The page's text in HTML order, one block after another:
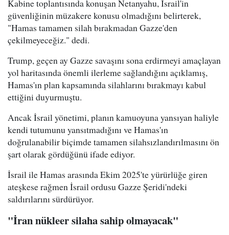
Kabine toplantısında konuşan Netanyahu, İsrail'in
güvenliğinin müzakere konusu olmadığını belirterek,
"Hamas tamamen silah bırakmadan Gazze'den
çekilmeyeceğiz." dedi.
Trump, geçen ay Gazze savaşını sona erdirmeyi amaçlayan
yol haritasında önemli ilerleme sağlandığını açıklamış,
Hamas'ın plan kapsamında silahlarını bırakmayı kabul
ettiğini duyurmuştu.
Ancak İsrail yönetimi, planın kamuoyuna yansıyan haliyle
kendi tutumunu yansıtmadığını ve Hamas'ın
doğrulanabilir biçimde tamamen silahsızlandırılmasını ön
şart olarak gördüğünü ifade ediyor.
İsrail ile Hamas arasında Ekim 2025'te yürürlüğe giren
ateşkese rağmen İsrail ordusu Gazze Şeridi'ndeki
saldırılarını sürdürüyor.
"İran nükleer silaha sahip olmayacak"